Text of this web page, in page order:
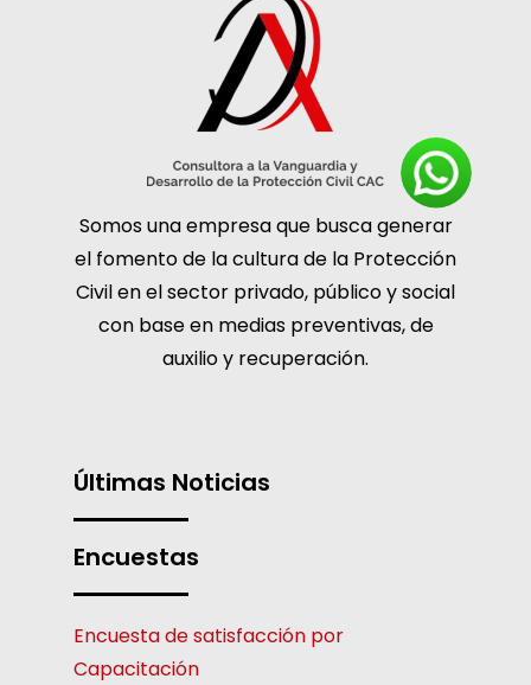
Somos una empresa que busca generar
el fomento de la cultura de la Protección
Civil en el sector privado, público y social
con base en medias preventivas, de
auxilio y recuperación.
Últimas Noticias
Encuestas
Encuesta de satisfacción por
Capacitación